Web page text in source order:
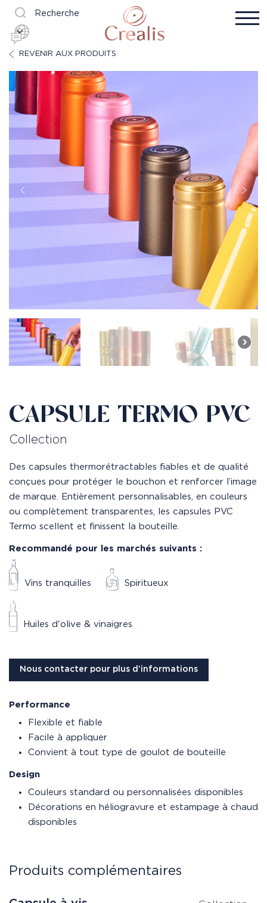
Recherche
REVENIR AUX PRODUITS
CAPSULE TERMO PVC
Collection
Des capsules thermorétractables fiables et de qualité
conçues pour protéger le bouchon et renforcer l’image
de marque. Entièrement personnalisables, en couleurs
ou complètement transparentes, les capsules PVC
Termo scellent et finissent la bouteille.
Recommandé pour les marchés suivants :
Vins tranquilles Spiritueux
Huiles d'olive & vinaigres
Nous contacter pour plus d’informations
Performance
Flexible et fiable
Facile à appliquer
Convient à tout type de goulot de bouteille
Design
Couleurs standard ou personnalisées disponibles
Décorations en héliogravure et estampage à chaud
disponibles
Produits complémentaires